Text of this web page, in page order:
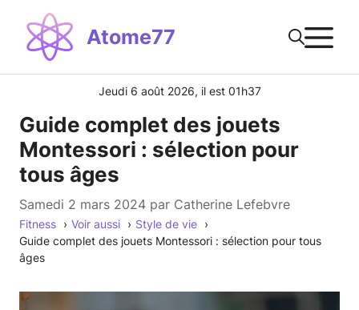
contenu
Atome77
Jeudi 6 août 2026, il est 01h37
Guide complet des jouets
Montessori : sélection pour
tous âges
samedi 2 mars 2024 par Catherine Lefebvre
Fitness Voir aussi
Style de vie
Guide complet des jouets Montessori : sélection pour tous
âges